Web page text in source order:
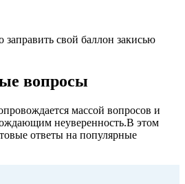
свой баллон закисью
вопросы
массой вопросов и
неуверенность.В этом
ответы на популярные